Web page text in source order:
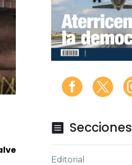
 Secciones
Editorial